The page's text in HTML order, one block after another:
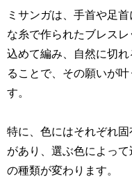
ミサンガは、手首や足
な糸で作られたブレス
込めて編み、自然に切
ることで、その願いが叶
す。
特に、色にはそれぞれ
があり、選ぶ色によっ
の種類が変わります。